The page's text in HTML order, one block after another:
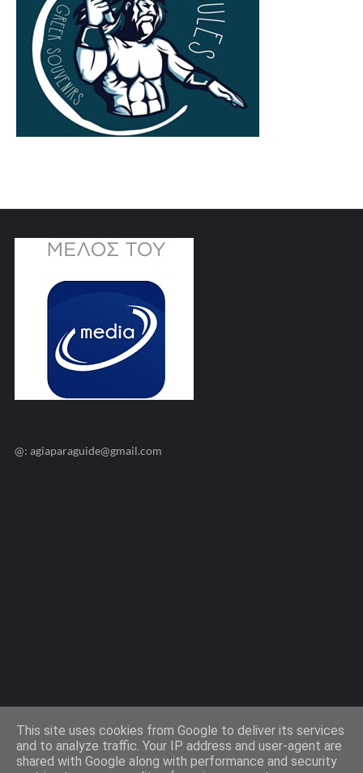
@: agiaparaguide@gmail.com
This site uses cookies from Google to deliver its services
and to analyze traffic. Your IP address and user-agent are
shared with Google along with performance and security